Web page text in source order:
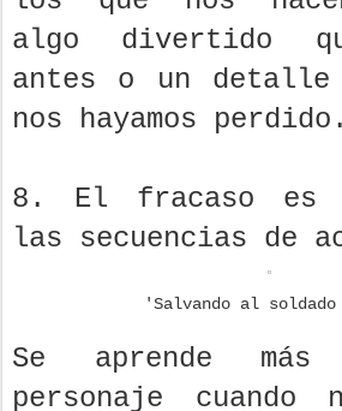
los que nos
algo divertido
antes o un detalle
nos hayamos perdido.
8. El fracaso es
las secuencias de
Se aprende